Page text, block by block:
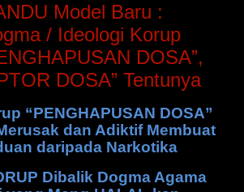
Model Baru :
/ Ideologi Korup
DOSA”,
DOSA” Tentunya
“PENGHAPUSAN DOSA”
dan Adiktif Membuat
daripada Narkotika
Dibalik Dogma Agama